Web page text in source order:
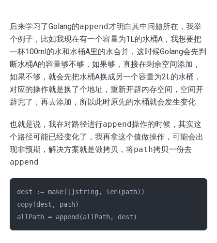
后来学习了Golang的append才明白其中问题所在，我举
个例子，比如我现在有一个容量为1L的水桶A，我想要把
一杯100ml的水和水桶A里的水合并，这时候Golang会先判
断水桶A的容量够不够，如果够，直接在剩余空间添加，
如果不够，就会先把水桶A换成另一个容量为2L的水桶，
对应的操作就是换了个地址，重新开辟内存空间，空间开
辟完了，再去添加，所以此时原先的水桶就会发生变化
也就是说，我在对路径进行append操作的时候，其实这
个路径可能已经变化了，我再拿这个值做操作，可能会出
现非预期，解决方案就是做拷贝，将path拷贝一份去
append
dest := make([]string, len(path))
copy(dest, path)